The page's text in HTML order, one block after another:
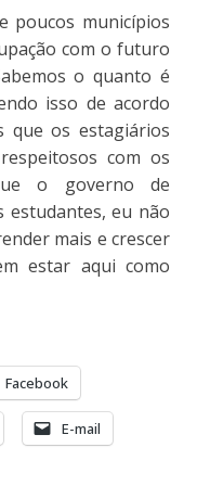
poucos municípios
com o futuro
o quanto é
isso de acordo
que os estagiários
com os
o governo de
estudantes, eu não
mais e crescer
estar aqui como
Facebook
E-mail